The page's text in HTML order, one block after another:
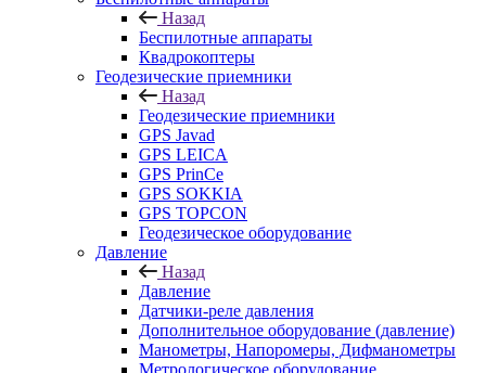
Назад
Беспилотные аппараты
Квадрокоптеры
Геодезические приемники
Назад
Геодезические приемники
GPS Javad
GPS LEICA
GPS PrinCe
GPS SOKKIA
GPS TOPCON
Геодезическое оборудование
Давление
Назад
Давление
Датчики-реле давления
Дополнительное оборудование (давление)
Манометры, Напоромеры, Дифманометры
Метрологическое оборудование